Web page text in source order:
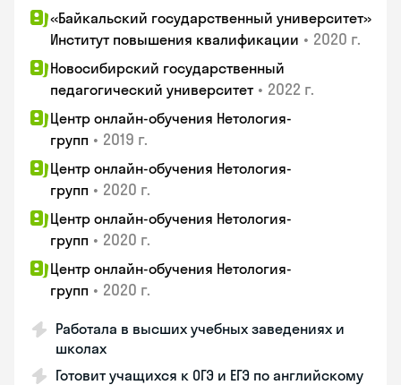
«Байкальский государственный университет»
Институт повышения квалификации • 2020 г.
Новосибирский государственный
педагогический университет • 2022 г.
Центр онлайн-обучения Нетология-
групп • 2019 г.
Центр онлайн-обучения Нетология-
групп • 2020 г.
Центр онлайн-обучения Нетология-
групп • 2020 г.
Центр онлайн-обучения Нетология-
групп • 2020 г.
Работала в высших учебных заведениях и
школах
Готовит учащихся к ОГЭ и ЕГЭ по английскому